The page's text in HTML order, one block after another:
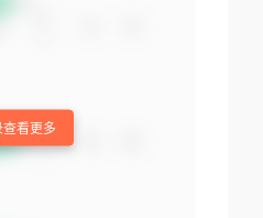
查看更多